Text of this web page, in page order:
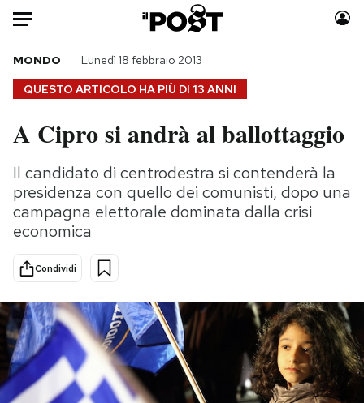
Auto
HOME
Italia
Politica
Tecnologia
Internet
Scienza
Cultura
Economia
Sport
Moda
Consumismi
Storie/Idee
Altrecose
Mondiali calcio 2026
PODCAST
QUESTO ARTICOLO HA PIÙ DI 13 ANNI
MONDO Lunedì 18 febbraio 2013
A Cipro si andrà al ballottaggio
Il candidato di centrodestra si contenderà la
presidenza con quello dei comunisti, dopo una
campagna elettorale dominata dalla crisi
economica
Condividi